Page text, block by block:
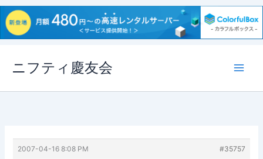
ス
ニフティ慶友会
2007-04-16 8:08 PM
#35757